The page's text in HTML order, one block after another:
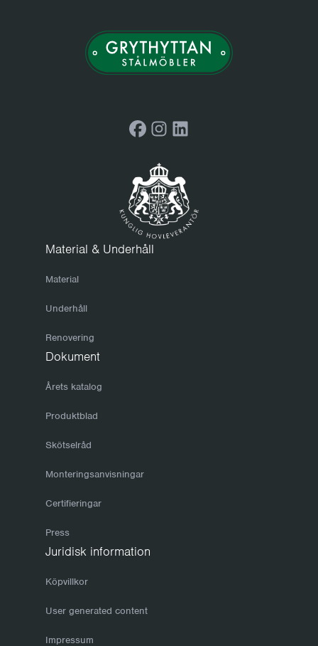
FacebookInstagramLinkedIn
Material & Underhåll
Material
Underhåll
Renovering
Dokument
Årets katalog
Produktblad
Skötselråd
Monteringsanvisningar
Certifieringar
Press
Juridisk information
Köpvillkor
User generated content
Impressum